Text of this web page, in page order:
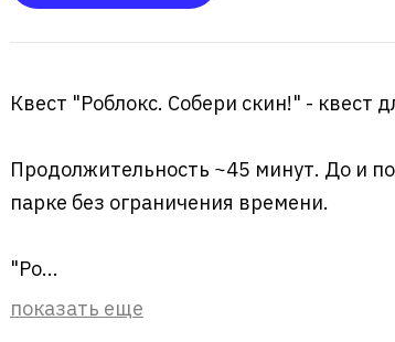
Квест "Роблокс. Собери скин!" - квест
Продолжительность ~45 минут. До и
парке без ограничения времени.
"Ро...
показать еще